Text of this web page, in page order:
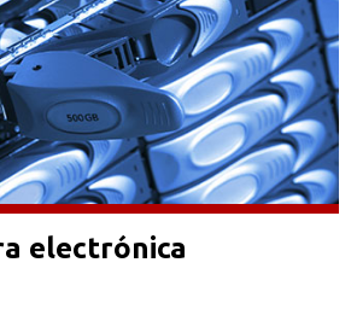
electrónica